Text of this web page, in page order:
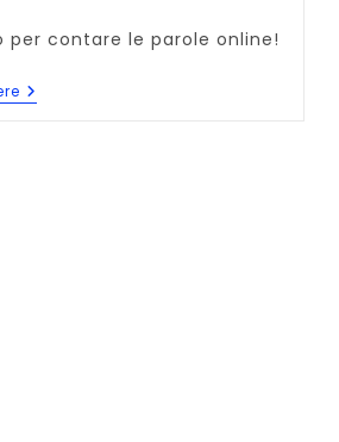
per contare le parole online!
Conta
Parole